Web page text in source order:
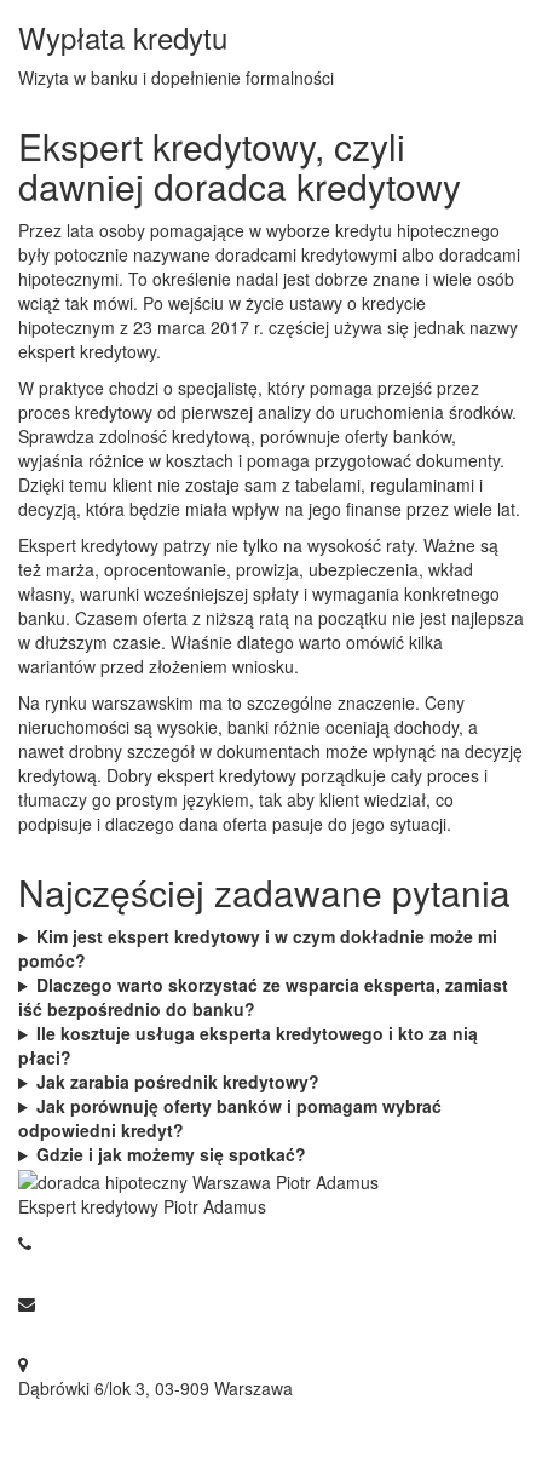
Wypłata kredytu
Wizyta w banku i dopełnienie formalności
Ekspert kredytowy, czyli
dawniej doradca kredytowy
Przez lata osoby pomagające w wyborze kredytu hipotecznego
były potocznie nazywane doradcami kredytowymi albo doradcami
hipotecznymi. To określenie nadal jest dobrze znane i wiele osób
wciąż tak mówi. Po wejściu w życie ustawy o kredycie
hipotecznym z 23 marca 2017 r. częściej używa się jednak nazwy
ekspert kredytowy.
W praktyce chodzi o specjalistę, który pomaga przejść przez
proces kredytowy od pierwszej analizy do uruchomienia środków.
Sprawdza zdolność kredytową, porównuje oferty banków,
wyjaśnia różnice w kosztach i pomaga przygotować dokumenty.
Dzięki temu klient nie zostaje sam z tabelami, regulaminami i
decyzją, która będzie miała wpływ na jego finanse przez wiele lat.
Ekspert kredytowy patrzy nie tylko na wysokość raty. Ważne są
też marża, oprocentowanie, prowizja, ubezpieczenia, wkład
własny, warunki wcześniejszej spłaty i wymagania konkretnego
banku. Czasem oferta z niższą ratą na początku nie jest najlepsza
w dłuższym czasie. Właśnie dlatego warto omówić kilka
wariantów przed złożeniem wniosku.
Na rynku warszawskim ma to szczególne znaczenie. Ceny
nieruchomości są wysokie, banki różnie oceniają dochody, a
nawet drobny szczegół w dokumentach może wpłynąć na decyzję
kredytową. Dobry ekspert kredytowy porządkuje cały proces i
tłumaczy go prostym językiem, tak aby klient wiedział, co
podpisuje i dlaczego dana oferta pasuje do jego sytuacji.
Najczęściej zadawane pytania
Kim jest ekspert kredytowy i w czym dokładnie może mi
pomóc?
Dlaczego warto skorzystać ze wsparcia eksperta, zamiast
iść bezpośrednio do banku?
Ile kosztuje usługa eksperta kredytowego i kto za nią
płaci?
Jak zarabia pośrednik kredytowy?
Jak porównuję oferty banków i pomagam wybrać
odpowiedni kredyt?
Gdzie i jak możemy się spotkać?
Ekspert kredytowy Piotr Adamus
Dąbrówki 6/lok 3, 03-909 Warszawa